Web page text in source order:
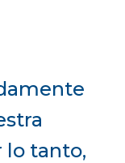
lo tanto,